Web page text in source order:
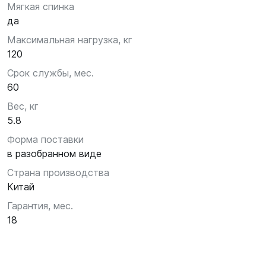
Мягкая спинка
да
Максимальная нагрузка, кг
120
Срок службы, мес.
60
Вес, кг
5.8
Форма поставки
в разобранном виде
Страна производства
Китай
Гарантия, мес.
18